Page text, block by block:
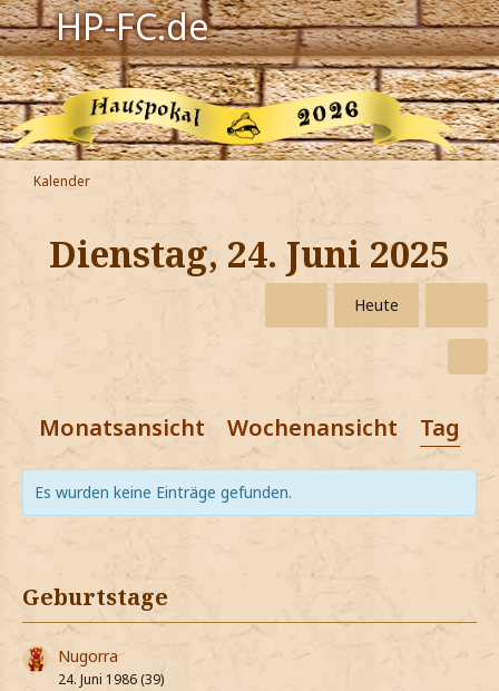
HP-FC.de
Navigation
Harry Potter
Der HP-FC
Hogwarts
Zauberwelt
Jetzt Fanclub-Mitglied werden!
Kalender
Dienstag, 24. Juni 2025
Heute
Monatsansicht Wochenansicht
Es wurden keine Einträge gefunden.
Geburtstage
Nugorra
24. Juni 1986 (39)